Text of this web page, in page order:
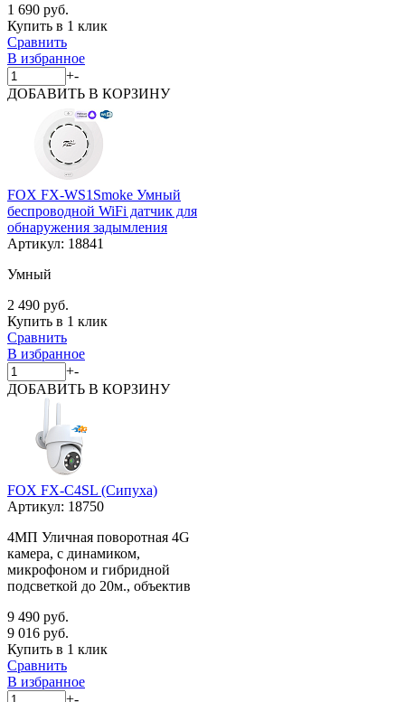
1 690 руб.
Купить в 1 клик
Сравнить
В избранное
+-
ДОБАВИТЬ В КОРЗИНУ
FOX FX-WS1Smoke Умный
беспроводной WiFi датчик для
обнаружения задымления
Артикул: 18841
Умный
2 490 руб.
Купить в 1 клик
Сравнить
В избранное
+-
ДОБАВИТЬ В КОРЗИНУ
FOX FX-C4SL (Сипуха)
Артикул: 18750
4МП Уличная поворотная 4G
камера, с динамиком,
микрофоном и гибридной
подсветкой до 20м., объектив
9 490 руб.
9 016 руб.
Купить в 1 клик
Сравнить
В избранное
+-